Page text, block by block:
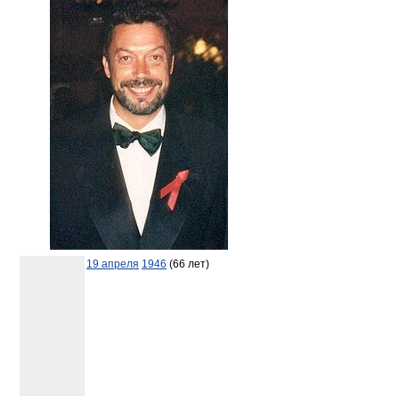
19 апреля 1946 (66 лет)